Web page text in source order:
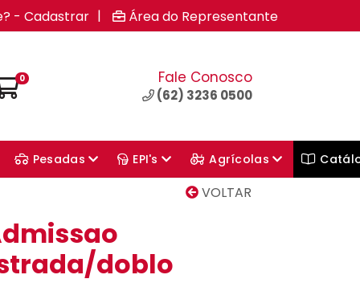
- Cadastrar | Área do Representante
0 Fale Conosco
(62) 3236 0500
Pesadas EPI's Agrícolas
VOLTAR
doblo